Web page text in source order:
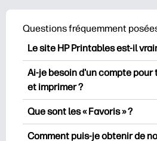
Questions fréquemment
Le site HP Printables est-il
HP Printables propose plus
documents imprimables
télécharger et à imprimer.
des pages de coloriage
fiches d’apprentissage
Ai-je besoin d'un compte
et imprimer ?
Vous pouvez explorer et
connectant, vous pouvez
Que sont les « Favoris » ?
Les favoris sont votre réserve
Comment puis-je obtenir de